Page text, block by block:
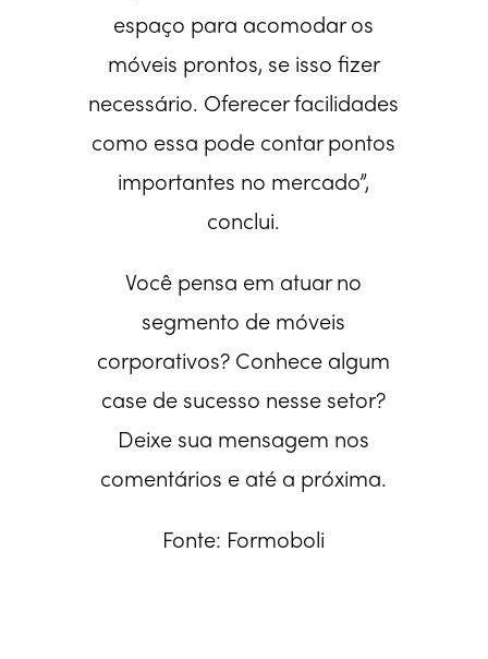
espaço para acomodar os
móveis prontos, se isso fizer
necessário. Oferecer facilidades
como essa pode contar pontos
importantes no mercado”,
conclui.
Você pensa em atuar no
segmento de móveis
corporativos? Conhece algum
case de sucesso nesse setor?
Deixe sua mensagem nos
comentários e até a próxima.
Fonte: Formoboli